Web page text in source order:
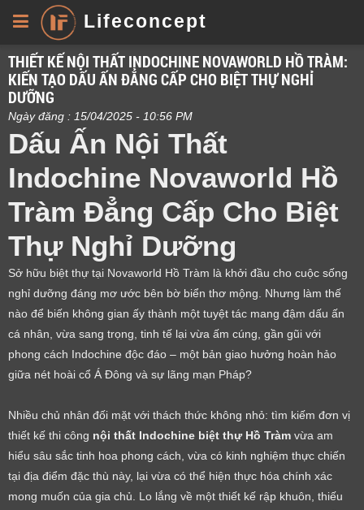
Lifeconcept
THIẾT KẾ NỘI THẤT INDOCHINE NOVAWORLD HỒ TRÀM:
KIẾN TẠO DẤU ẤN ĐẲNG CẤP CHO BIỆT THỰ NGHỈ
DƯỠNG
Ngày đăng : 15/04/2025 - 10:56 PM
Dấu Ấn Nội Thất
Indochine Novaworld Hồ
Tràm Đẳng Cấp Cho Biệt
Thự Nghỉ Dưỡng
Sở hữu biệt thự tại Novaworld Hồ Tràm là khởi đầu cho cuộc sống
nghỉ dưỡng đáng mơ ước bên bờ biển thơ mộng. Nhưng làm thế
nào để biến không gian ấy thành một tuyệt tác mang đậm dấu ấn
cá nhân, vừa sang trọng, tinh tế lại vừa ấm cúng, gần gũi với
phong cách Indochine độc đáo – một bản giao hưởng hoàn hảo
giữa nét hoài cổ Á Đông và sự lãng mạn Pháp?
Nhiều chủ nhân đối mặt với thách thức không nhỏ: tìm kiếm đơn vị
thiết kế thi công nội thất Indochine biệt thự Hồ Tràm vừa am
hiểu sâu sắc tinh hoa phong cách, vừa có kinh nghiệm thực chiến
tại địa điểm đặc thù này, lại vừa có thể hiện thực hóa chính xác
mong muốn của gia chủ. Lo lắng về một thiết kế rập khuôn, thiếu